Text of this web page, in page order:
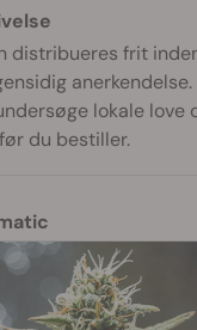
distribueres frit
lokale love
du bestiller.